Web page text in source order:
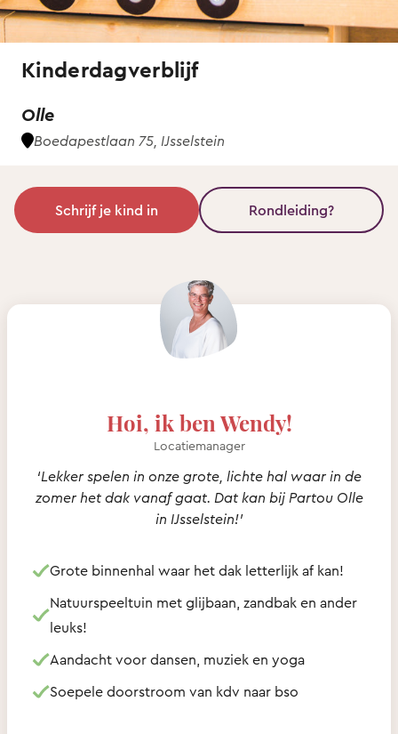
Kinderdagverblijf
Olle
Boedapestlaan 75, IJsselstein
Schrijf je kind in Rondleiding?
Hoi, ik ben Wendy!
Locatiemanager
‘Lekker spelen in onze grote, lichte hal waar in de
zomer het dak vanaf gaat. Dat kan bij Partou Olle
in IJsselstein!’
Grote binnenhal waar het dak letterlijk af kan!
Natuurspeeltuin met glijbaan, zandbak en ander
leuks!
Aandacht voor dansen, muziek en yoga
Soepele doorstroom van kdv naar bso